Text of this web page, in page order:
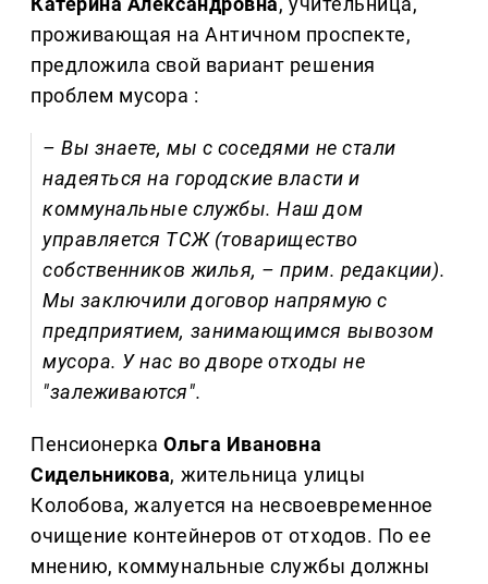
проживающая на Античном проспекте,
предложила свой вариант решения
проблем мусора :
– Вы знаете, мы с соседями не стали
надеяться на городские власти и
коммунальные службы. Наш дом
управляется ТСЖ (товарищество
собственников жилья, – прим. редакции).
Мы заключили договор напрямую с
предприятием, занимающимся вывозом
мусора. У нас во дворе отходы не
"залеживаются".
ПенсионеркаОльга Ивановна
Сидельникова, жительница улицы
Колобова, жалуется на несвоевременное
очищение контейнеров от отходов. По ее
мнению, коммунальные службы должны